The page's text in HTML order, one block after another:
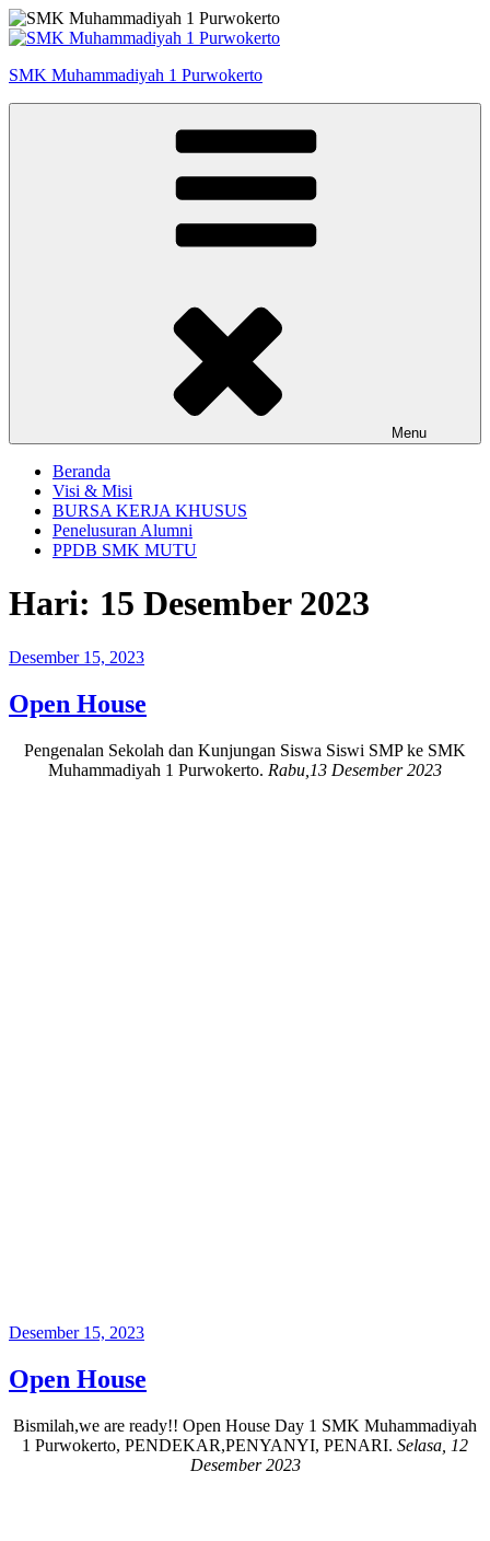
Skip
to
SMK Muhammadiyah 1 Purwokerto
Menu
Beranda
Visi & Misi
BURSA KERJA KHUSUS
Penelusuran Alumni
PPDB SMK MUTU
Hari: 15 Desember 2023
Posted
Desember 15, 2023
Open House
Pengenalan Sekolah dan Kunjungan Siswa Siswi SMP ke SMK
Muhammadiyah 1 Purwokerto. Rabu,13 Desember 2023
Posted
Desember 15, 2023
Open House
Bismilah,we are ready!! Open House Day 1 SMK Muhammadiyah
1 Purwokerto, PENDEKAR,PENYANYI, PENARI. Selasa, 12
Desember 2023